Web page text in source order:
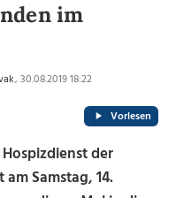
im
, 30.08.2019 18:22
Vorlesen
der
Samstag, 14.